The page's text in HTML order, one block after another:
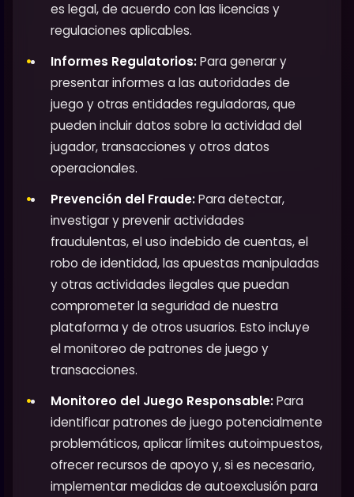
es legal, de acuerdo con las licencias y
regulaciones aplicables.
Informes Regulatorios:Para generar y
presentar informes a las autoridades de
juego y otras entidades reguladoras, que
pueden incluir datos sobre la actividad del
jugador, transacciones y otros datos
operacionales.
Prevención del Fraude:Para detectar,
investigar y prevenir actividades
fraudulentas, el uso indebido de cuentas, el
robo de identidad, las apuestas manipuladas
y otras actividades ilegales que puedan
comprometer la seguridad de nuestra
plataforma y de otros usuarios. Esto incluye
el monitoreo de patrones de juego y
transacciones.
Monitoreo del Juego Responsable:Para
identificar patrones de juego potencialmente
problemáticos, aplicar límites autoimpuestos,
ofrecer recursos de apoyo y, si es necesario,
implementar medidas de autoexclusión para